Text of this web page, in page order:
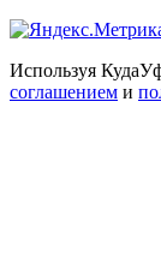
Используя
соглашением и